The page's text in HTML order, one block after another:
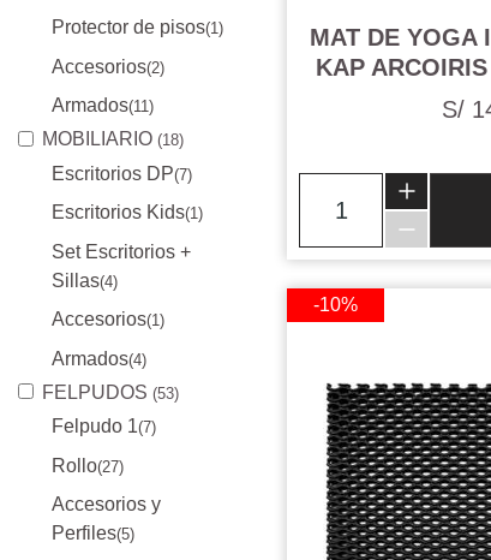
Protector de pisos(1)
Accesorios(2)
Armados(11)
MOBILIARIO (18)
Escritorios DP(7)
Escritorios Kids(1)
Set Escritorios +
Sillas(4)
Accesorios(1)
Armados(4)
FELPUDOS (53)
Felpudo 1(7)
Rollo(27)
Accesorios y
Perfiles(5)
MAT DE YOGA
KAP
S/
-10%